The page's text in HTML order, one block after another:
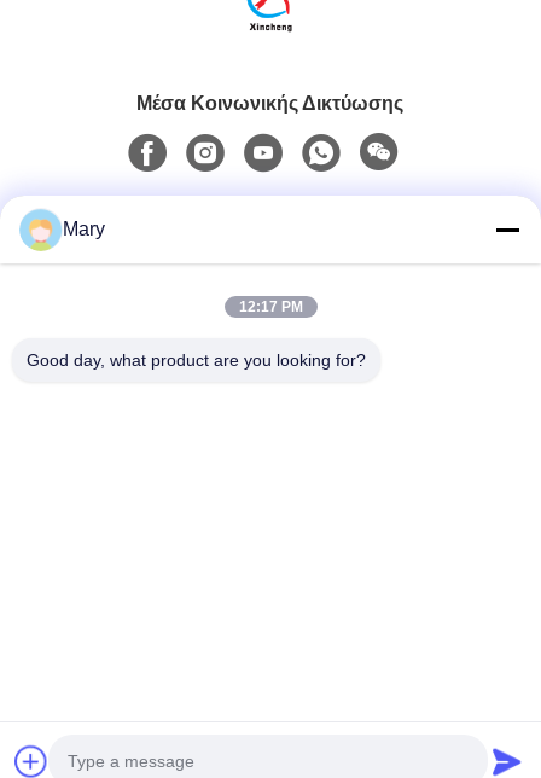
Μέσα Κοινωνικής Δικτύωσης
0086-13711630819
Διατηρούνται όλα τα πνευματικά δικαιώματα.
Mary
12:17 PM
Good day, what product are you looking for?